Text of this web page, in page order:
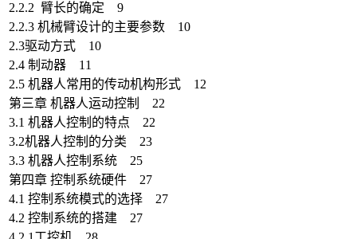
2.2.2 臂长的确定 9
2.2.3 机械臂设计的主要参数 10
2.3驱动方式 10
2.4 制动器 11
2.5 机器人常用的传动机构形式 12
第三章 机器人运动控制 22
3.1 机器人控制的特点 22
3.2机器人控制的分类 23
3.3 机器人控制系统 25
第四章 控制系统硬件 27
4.1 控制系统模式的选择 27
4.2 控制系统的搭建 27